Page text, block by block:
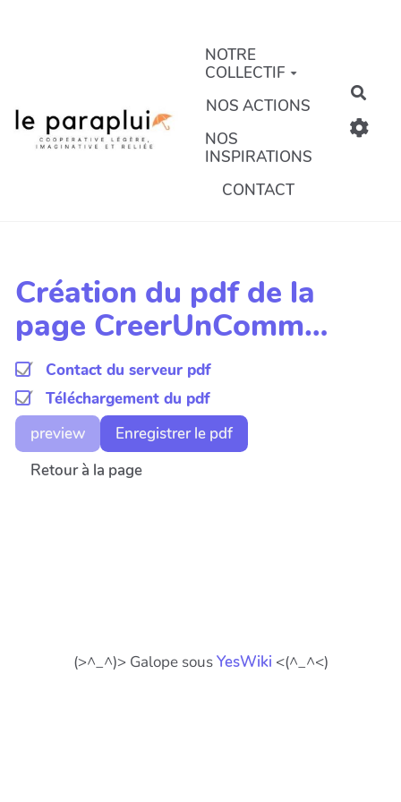
NOTRE
COLLECTIF
NOS ACTIONS
NOS
INSPIRATIONS
CONTACT
Création du pdf de la
page CreerUnComm…
Contact du serveur pdf
Téléchargement du pdf
preview
Enregistrer le pdf
Retour à la page
(>^_^)> Galope sousYesWiki <(^_^<)